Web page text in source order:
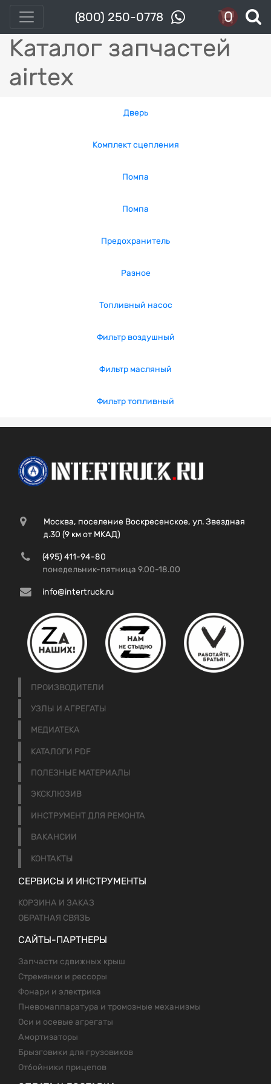
(800) 250-0778 0
Каталог запчастей
airtex
Дверь
Комплект сцепления
Помпа
Помпа
Предохранитель
Разное
Топливный насос
Фильтр воздушный
Фильтр масляный
Фильтр топливный
Москва, поселение Воскресенское, ул. Звездная
д.30 (9 км от МКАД)
(495) 411-94-80
понедельник-пятница 9.00-18.00
info@intertruck.ru
ПРОИЗВОДИТЕЛИ
УЗЛЫ И АГРЕГАТЫ
МЕДИАТЕКА
КАТАЛОГИ PDF
ПОЛЕЗНЫЕ МАТЕРИАЛЫ
ЭКСКЛЮЗИВ
ИНСТРУМЕНТ ДЛЯ РЕМОНТА
ВАКАНСИИ
КОНТАКТЫ
СЕРВИСЫ И ИНСТРУМЕНТЫ
КОРЗИНА И ЗАКАЗ
ОБРАТНАЯ СВЯЗЬ
САЙТЫ-ПАРТНЕРЫ
Запчасти сдвижных крыш
Стремянки и рессоры
Фонари и электрика
Пневомаппаратура и тромозные механизмы
Оси и осевые агрегаты
Амортизаторы
Брызговики для грузовиков
Отбойники прицепов